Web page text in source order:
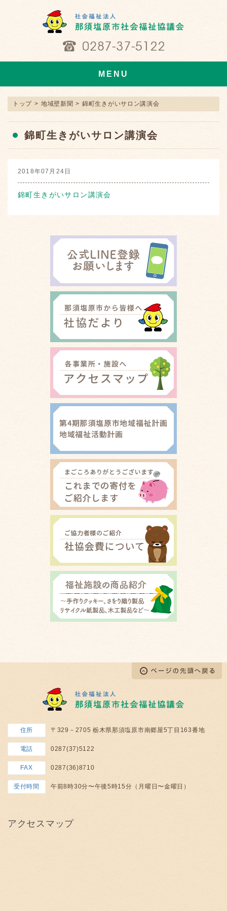
MENU
トップ > 地域壁新聞 > 錦町生きがいサロン講演会
錦町生きがいサロン講演会
2018年07月24日
錦町生きがいサロン講演会
住所 〒329－2705 栃木県那須塩原市南郷屋5丁目163番地
電話 0287(37)5122
FAX 0287(36)8710
受付時間 午前8時30分〜午後5時15分（月曜日〜金曜日）
アクセスマップ